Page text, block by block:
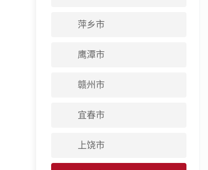
萍乡市
鹰潭市
赣州市
宜春市
上饶市